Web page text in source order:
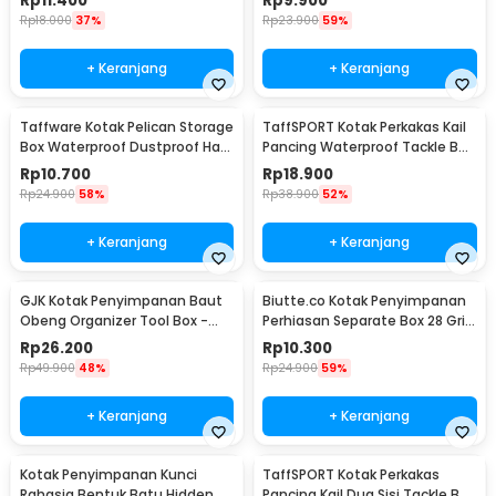
Rp18.000 37%
+ Keranjang
Rp23.900 59%
+ Keranjang
Taffware Kotak Pelican Storage
Box Waterproof Dustproof Hard
Case ABS L - G10/J020
Rp10.700
Rp24.900 58%
+ Keranjang
TaffSPORT Kotak Perkakas Kail
Pancing Waterproof Tackle Box
12 Grid - MCC01
Rp18.900
Rp38.900 52%
+ Keranjang
GJK Kotak Penyimpanan Baut
Obeng Organizer Tool Box -
Z20
Rp26.200
Rp49.900 48%
+ Keranjang
Biutte.co Kotak Penyimpanan
Perhiasan Separate Box 28 Grid
- SN-14
Rp10.300
Rp24.900 59%
+ Keranjang
Kotak Penyimpanan Kunci
TaffSPORT Kotak Perkakas